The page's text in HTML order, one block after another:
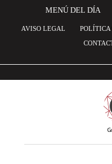
MENÚ DEL DÍA
AVISO LEGAL POLÍTICA